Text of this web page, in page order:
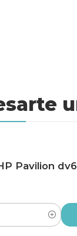
Pavilion